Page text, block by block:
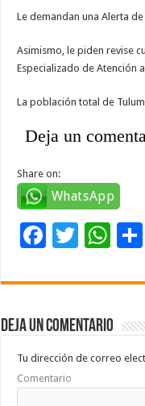
Le demandan una Alerta
Asimismo, le piden revise
Especializado de Atención
La población total de
Deja un
Share on:
WhatsApp
F
e
b
o
o
k
T
tt
er
W
at
sA
p
p
C
Deja un comentario
Tu dirección de correo
Comentario